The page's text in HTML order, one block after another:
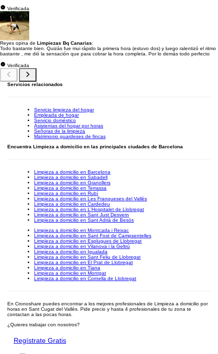
Verificada
Reyes opina de Limpiezas Bq Canarias:
Todo bastante bien. Quizás fue mui rápido la primera hora (estuvo dos) y luego ralentizó el ritmo
bastante , me dió la sensación que para cobrar la hora completa. Por lo demás todo perfecto
Verificada
Servicios relacionados
Servicio limpieza del hogar
Empleada de hogar
Servicio doméstico
Asistentas del hogar por horas
Señoras de la limpieza
Matrimonio guardeses de fincas
Encuentra Limpieza a domicilio en las principales ciudades de Barcelona
Limpieza a domicilio en Barcelona
Limpieza a domicilio en Sabadell
Limpieza a domicilio en Granollers
Limpieza a domicilio en Terrassa
Limpieza a domicilio en Rubí
Limpieza a domicilio en Les Franqueses del Vallès
Limpieza a domicilio en Cardedeu
Limpieza a domicilio en L'Hospitalet de Llobregat
Limpieza a domicilio en Sant Just Desvern
Limpieza a domicilio en Sant Adrià de Besòs
Limpieza a domicilio en Montcada i Reixac
Limpieza a domicilio en Sant Fost de Campsentelles
Limpieza a domicilio en Esplugues de Llobregat
Limpieza a domicilio en Vilanova i la Geltrú
Limpieza a domicilio en Igualada
Limpieza a domicilio en Sant Feliu de Llobregat
Limpieza a domicilio en El Prat de Llobregat
Limpieza a domicilio en Tiana
Limpieza a domicilio en Montgat
Limpieza a domicilio en Cornella de Llobregat
En Cronoshare puedes encontrar a los mejores profesionales de Limpieza a domicilio por
horas en Sant Cugat del Vallès. Pide precio y hasta 4 profesionales de tu zona te
contactan a las pocas horas.
¿Quieres trabajar con nosotros?
Regístrate Gratis